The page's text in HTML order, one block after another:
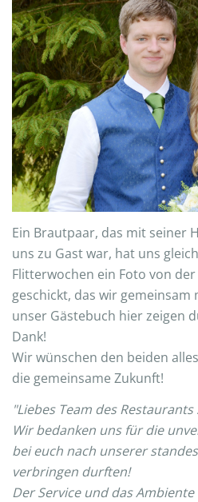
Ein Brautpaar, das mit seiner
uns zu Gast war, hat uns
Flitterwochen ein Foto von
geschickt, das wir
unser Gästebuch hier zeigen
Dank!
Wir wünschen den beiden
die gemeinsame Zukunft!
"Liebes Team des
Wir bedanken uns für die
bei euch nach unserer
verbringen durften!
Der Service und das